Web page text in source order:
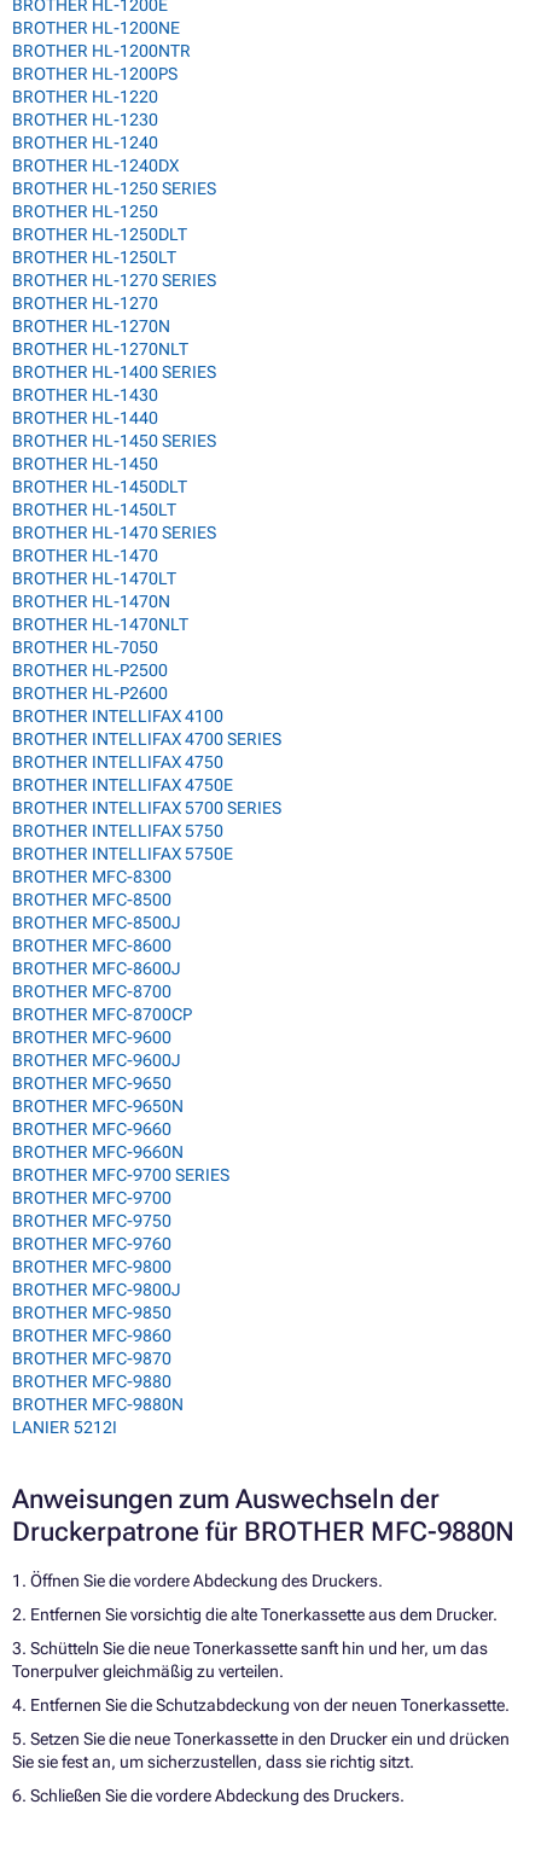
BROTHER HL-1200E
BROTHER HL-1200NE
BROTHER HL-1200NTR
BROTHER HL-1200PS
BROTHER HL-1220
BROTHER HL-1230
BROTHER HL-1240
BROTHER HL-1240DX
BROTHER HL-1250 SERIES
BROTHER HL-1250
BROTHER HL-1250DLT
BROTHER HL-1250LT
BROTHER HL-1270 SERIES
BROTHER HL-1270
BROTHER HL-1270N
BROTHER HL-1270NLT
BROTHER HL-1400 SERIES
BROTHER HL-1430
BROTHER HL-1440
BROTHER HL-1450 SERIES
BROTHER HL-1450
BROTHER HL-1450DLT
BROTHER HL-1450LT
BROTHER HL-1470 SERIES
BROTHER HL-1470
BROTHER HL-1470LT
BROTHER HL-1470N
BROTHER HL-1470NLT
BROTHER HL-7050
BROTHER HL-P2500
BROTHER HL-P2600
BROTHER INTELLIFAX 4100
BROTHER INTELLIFAX 4700 SERIES
BROTHER INTELLIFAX 4750
BROTHER INTELLIFAX 4750E
BROTHER INTELLIFAX 5700 SERIES
BROTHER INTELLIFAX 5750
BROTHER INTELLIFAX 5750E
BROTHER MFC-8300
BROTHER MFC-8500
BROTHER MFC-8500J
BROTHER MFC-8600
BROTHER MFC-8600J
BROTHER MFC-8700
BROTHER MFC-8700CP
BROTHER MFC-9600
BROTHER MFC-9600J
BROTHER MFC-9650
BROTHER MFC-9650N
BROTHER MFC-9660
BROTHER MFC-9660N
BROTHER MFC-9700 SERIES
BROTHER MFC-9700
BROTHER MFC-9750
BROTHER MFC-9760
BROTHER MFC-9800
BROTHER MFC-9800J
BROTHER MFC-9850
BROTHER MFC-9860
BROTHER MFC-9870
BROTHER MFC-9880
BROTHER MFC-9880N
LANIER 5212I
Anweisungen zum Auswechseln der
Druckerpatrone für BROTHER MFC-9880N
1. Öffnen Sie die vordere Abdeckung des Druckers.
2. Entfernen Sie vorsichtig die alte Tonerkassette aus dem Drucker.
3. Schütteln Sie die neue Tonerkassette sanft hin und her, um das
Tonerpulver gleichmäßig zu verteilen.
4. Entfernen Sie die Schutzabdeckung von der neuen Tonerkassette.
5. Setzen Sie die neue Tonerkassette in den Drucker ein und drücken
Sie sie fest an, um sicherzustellen, dass sie richtig sitzt.
6. Schließen Sie die vordere Abdeckung des Druckers.